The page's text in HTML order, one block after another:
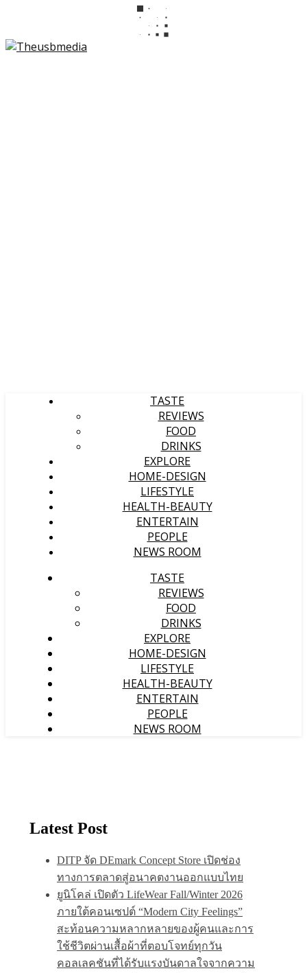
TASTE
REVIEWS
FOOD
DRINKS
EXPLORE
HOME-DESIGN
LIFESTYLE
HEALTH-BEAUTY
ENTERTAIN
PEOPLE
NEWS ROOM
TASTE
REVIEWS
FOOD
DRINKS
EXPLORE
HOME-DESIGN
LIFESTYLE
HEALTH-BEAUTY
ENTERTAIN
PEOPLE
NEWS ROOM
Latest Post
DITP จัด DEmark Concept Store เปิดช่อง
ทางการตลาดสู่อนาคตงานออกแบบไทย
ยูนิโคล่ เปิดตัว LifeWear Fall/Winter 2026
ภายใต้คอนเซปต์ “Modern City Feelings”
สะท้อนความหลากหลายของผู้คนและการ
ใช้ชีวิตผ่านเสื้อผ้าที่ตอบโจทย์ทุกวัน
คอลเลคชันที่ได้รับแรงบันดาลใจจากความ